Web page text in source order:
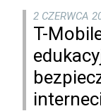
2 CZERWCA
T-